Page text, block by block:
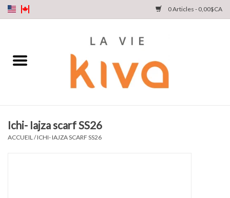
0 Articles - 0,00$CA
MAGASINEZ
Ichi- Iajza scarf SS26
ACCUEIL /ICHI- IAJZA SCARF SS26